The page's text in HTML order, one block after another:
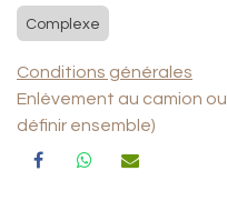
Complexe
Conditions générales
Enlèvement au camion
définir ensemble)